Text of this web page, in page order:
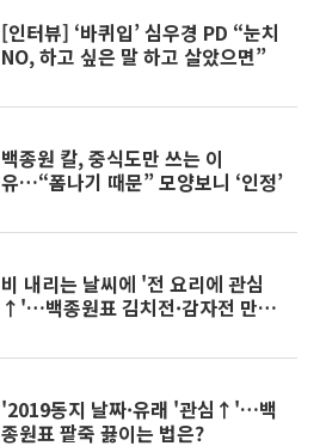
[인터뷰] ‘바퀴입’ 심우경 PD “눈치
NO, 하고 싶은 말 하고 살았으면”
백종원 칼, 중식도만 쓰는 이
유…“폼나기 때문” 모양보니 ‘인정’
비 내리는 날씨에 '전 요리에 관심
↑'…백종원표 김치전·감자전 만드
'2019동지 날짜·유래 '관심↑'…백
종원표 팥죽 끓이는 법은?